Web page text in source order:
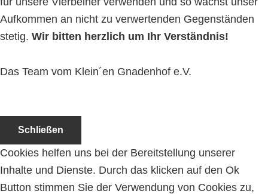
Aufkommen an nicht zu verwertenden Gegenständen
stetig. Wir bitten herzlich um Ihr Verständnis!
Das Team vom Klein´en Gnadenhof e.V.
Schließen
Cookies helfen uns bei der Bereitstellung unserer
Inhalte und Dienste. Durch das klicken auf den Ok
Button stimmen Sie der Verwendung von Cookies zu,